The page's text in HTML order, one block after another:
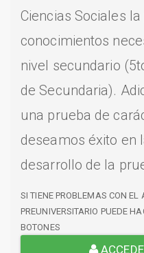
Ciencias Sociales
conocimientos
nivel secundario
de Secundaria).
una prueba de
deseamos éxito en
desarrollo de la
SI TIENE PROBLEMAS CON EL
PREUNIVERSITARIO PUEDE
BOTONES